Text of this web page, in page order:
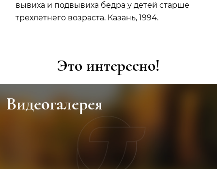
вывиха и подвывиха бедра у детей старше
трехлетнего возраста. Казань, 1994.
Это интересно!
Видеогалерея